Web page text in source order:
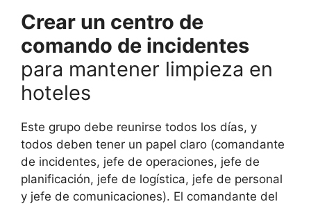
Crear un centro de
comando de incidentes
para mantener limpieza en
hoteles
Este grupo debe reunirse todos los días, y
todos deben tener un papel claro (comandante
de incidentes, jefe de operaciones, jefe de
planificación, jefe de logística, jefe de personal
y jefe de comunicaciones). El comandante del